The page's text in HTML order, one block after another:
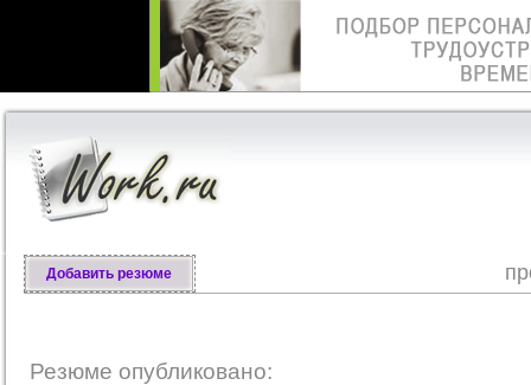
Добавить резюме
Резюме опубликовано: